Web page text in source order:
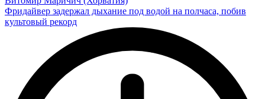
Фридайвер задержал дыхание под водой на полчаса, побив
культовый рекорд